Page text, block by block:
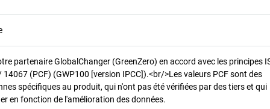
partenaire GlobalChanger (GreenZero) en accord avec les principes
14067 (PCF) (GWP100 [version IPCC]).<br/>Les valeurs PCF sont des
spécifiques au produit, qui n'ont pas été vérifiées par des tiers et qui
en fonction de l'amélioration des données.